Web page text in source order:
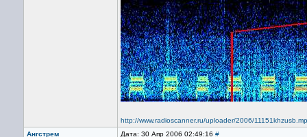
http://www.radioscanner.ru/uploader/2006/
Ангстрем
Дата: 30 Апр 2006 02:49:16 #